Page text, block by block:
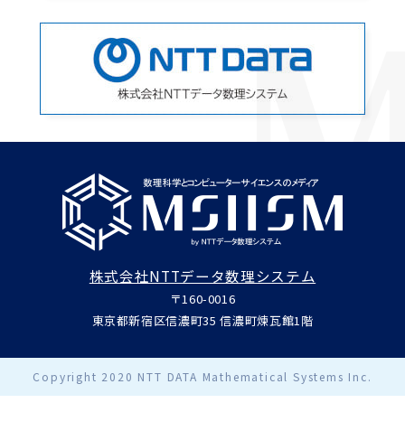
株式会社NTTデータ数理システム
〒160-0016
東京都新宿区信濃町35 信濃町煉瓦館1階
Copyright 2020 NTT DATA Mathematical Systems Inc.